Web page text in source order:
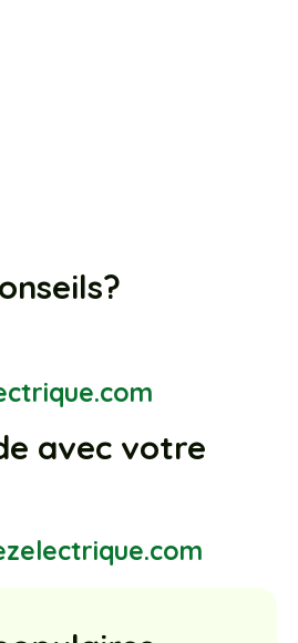
avec votre